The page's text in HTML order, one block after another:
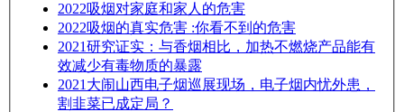
2022吸烟对家庭和家人的危害
2022吸烟的真实危害 :你看不到的危害
2021研究证实：与香烟相比，加热不燃烧产品能有
效减少有毒物质的暴露
2021 大闹山西电子烟巡展现场，电子烟内忧外患，
割韭菜已成定局？